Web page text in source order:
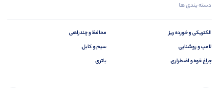
دسته بندی ها
الکتریکی و خورده ریز
لامپ و روشنایی
چراغ قوه و اضطراری
محافظ و چندراهی
سیم و کابل
باتری